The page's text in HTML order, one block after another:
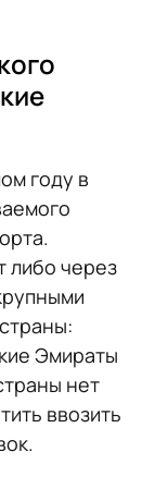
году в
либо через
Эмираты
нет
ввозить